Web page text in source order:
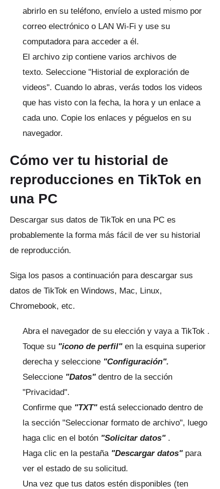
abrirlo en su teléfono, envíelo a usted mismo por
correo electrónico o LAN Wi-Fi y use su
computadora para acceder a él.
El archivo zip contiene varios archivos de
texto. Seleccione "Historial de exploración de
videos". Cuando lo abras, verás todos los videos
que has visto con la fecha, la hora y un enlace a
cada uno. Copie los enlaces y péguelos en su
navegador.
Cómo ver tu historial de
reproducciones en TikTok en
una PC
Descargar sus datos de TikTok en una PC es
probablemente la forma más fácil de ver su historial
de reproducción.
Siga los pasos a continuación para descargar sus
datos de TikTok en Windows, Mac, Linux,
Chromebook, etc.
Abra el navegador de su elección y vaya a TikTok .
Toque su "icono de perfil" en la esquina superior
derecha y seleccione "Configuración".
Seleccione "Datos" dentro de la sección
"Privacidad".
Confirme que "TXT" está seleccionado dentro de
la sección "Seleccionar formato de archivo", luego
haga clic en el botón "Solicitar datos" .
Haga clic en la pestaña "Descargar datos" para
ver el estado de su solicitud.
Una vez que tus datos estén disponibles (ten